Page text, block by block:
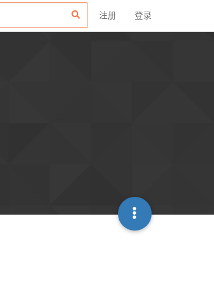
注册 登录